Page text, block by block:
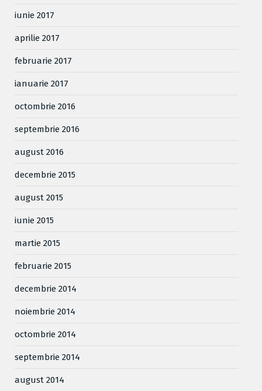
iunie 2017
aprilie 2017
februarie 2017
ianuarie 2017
octombrie 2016
septembrie 2016
august 2016
decembrie 2015
august 2015
iunie 2015
martie 2015
februarie 2015
decembrie 2014
noiembrie 2014
octombrie 2014
septembrie 2014
august 2014